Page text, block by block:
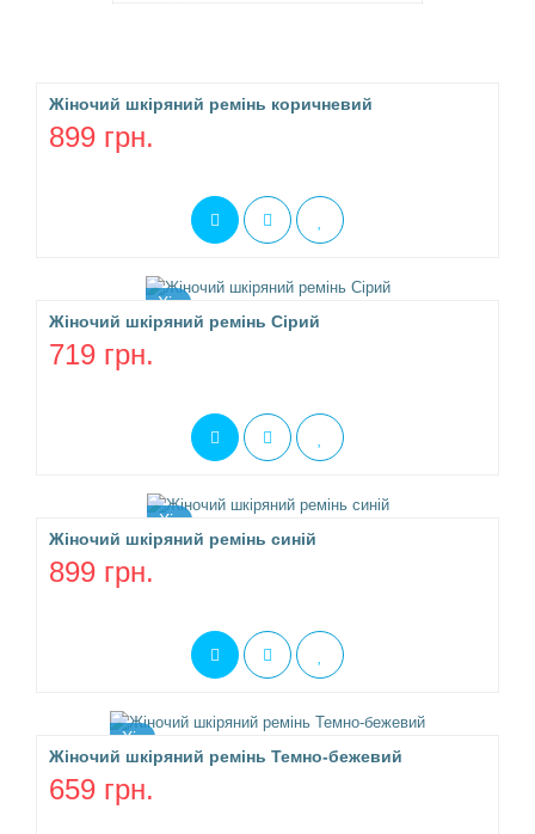
Жіночий шкіряний ремінь коричневий
899 грн.
Хіт
Жіночий шкіряний ремінь Сірий
719 грн.
Хіт
Жіночий шкіряний ремінь синій
899 грн.
Хіт
Жіночий шкіряний ремінь Темно-бежевий
659 грн.